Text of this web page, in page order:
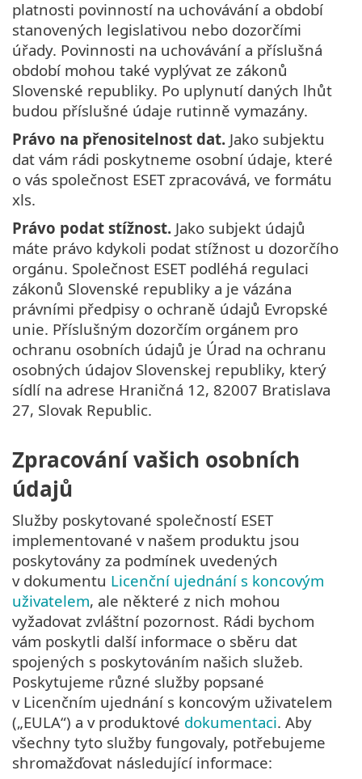
platnosti povinností na uchovávání a období
stanovených legislativou nebo dozorčími
úřady. Povinnosti na uchovávání a příslušná
období mohou také vyplývat ze zákonů
Slovenské republiky. Po uplynutí daných lhůt
budou příslušné údaje rutinně vymazány.
Právo na přenositelnost dat. Jako subjektu
dat vám rádi poskytneme osobní údaje, které
o vás společnost ESET zpracovává, ve formátu
xls.
Právo podat stížnost. Jako subjekt údajů
máte právo kdykoli podat stížnost u dozorčího
orgánu. Společnost ESET podléhá regulaci
zákonů Slovenské republiky a je vázána
právními předpisy o ochraně údajů Evropské
unie. Příslušným dozorčím orgánem pro
ochranu osobních údajů je Úrad na ochranu
osobných údajov Slovenskej republiky, který
sídlí na adrese Hraničná 12, 82007 Bratislava
27, Slovak Republic.
Zpracování vašich osobních
údajů
Služby poskytované společností ESET
implementované v našem produktu jsou
poskytovány za podmínek uvedených
v dokumentu Licenční ujednání s koncovým
uživatelem, ale některé z nich mohou
vyžadovat zvláštní pozornost. Rádi bychom
vám poskytli další informace o sběru dat
spojených s poskytováním našich služeb.
Poskytujeme různé služby popsané
v Licenčním ujednání s koncovým uživatelem
(„EULA“) a v produktové dokumentaci. Aby
všechny tyto služby fungovaly, potřebujeme
shromažďovat následující informace: